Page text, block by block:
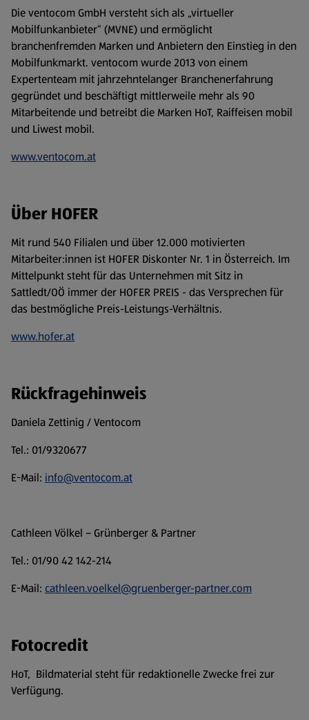
Die ventocom GmbH versteht sich als „virtueller
Mobilfunkanbieter“ (MVNE) und ermöglicht
branchenfremden Marken und Anbietern den Einstieg in den
Mobilfunkmarkt. ventocom wurde 2013 von einem
Expertenteam mit jahrzehntelanger Branchenerfahrung
gegründet und beschäftigt mittlerweile mehr als 90
Mitarbeitende und betreibt die Marken HoT, Raiffeisen mobil
und Liwest mobil.
www.ventocom.at
Über HOFER
Mit rund 540 Filialen und über 12.000 motivierten
Mitarbeiter:innen ist HOFER Diskonter Nr. 1 in Österreich. Im
Mittelpunkt steht für das Unternehmen mit Sitz in
Sattledt/OÖ immer der HOFER PREIS - das Versprechen für
das bestmögliche Preis-Leistungs-Verhältnis.
www.hofer.at
Rückfragehinweis
Daniela Zettinig / Ventocom
Tel.: 01/9320677
E-Mail: info@ventocom.at
Cathleen Völkel – Grünberger & Partner
Tel.: 01/90 42 142-214
E-Mail: cathleen.voelkel@gruenberger-partner.com
Fotocredit
HoT, Bildmaterial steht für redaktionelle Zwecke frei zur
Verfügung.